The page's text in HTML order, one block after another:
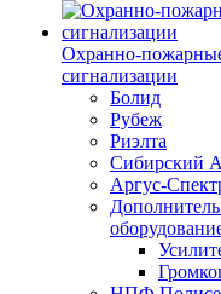
Охранно-
сигнализации
Болид
Рубеж
Риэлта
Сибирский
Аргус-